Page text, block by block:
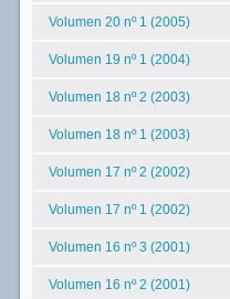
Volumen 20 nº 1 (2005)
Volumen 19 nº 1 (2004)
Volumen 18 nº 2 (2003)
Volumen 18 nº 1 (2003)
Volumen 17 nº 2 (2002)
Volumen 17 nº 1 (2002)
Volumen 16 nº 3 (2001)
Volumen 16 nº 2 (2001)